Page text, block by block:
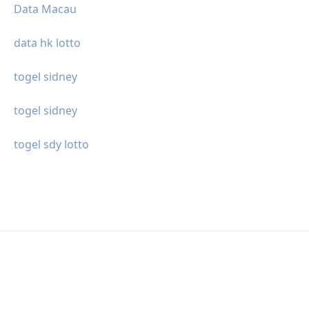
Data Macau
data hk lotto
togel sidney
togel sidney
togel sdy lotto